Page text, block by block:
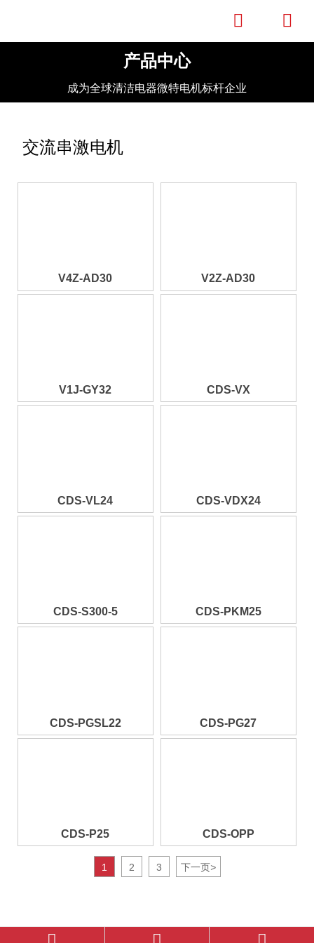
 
产品中心
成为全球清洁电器微特电机标杆企业
交流串激电机
V4Z-AD30 V2Z-AD30
V1J-GY32 CDS-VX
CDS-VL24 CDS-VDX24
CDS-S300-5 CDS-PKM25
CDS-PGSL22 CDS-PG27
CDS-P25 CDS-OPP
1 2 3 下一页>